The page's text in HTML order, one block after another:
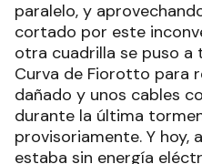
paralelo, y
cortado por este
otra cuadrilla se puso a
Curva de Fiorotto para
dañado y unos cables
durante la última
provisoriamente. Y hoy,
estaba sin energía